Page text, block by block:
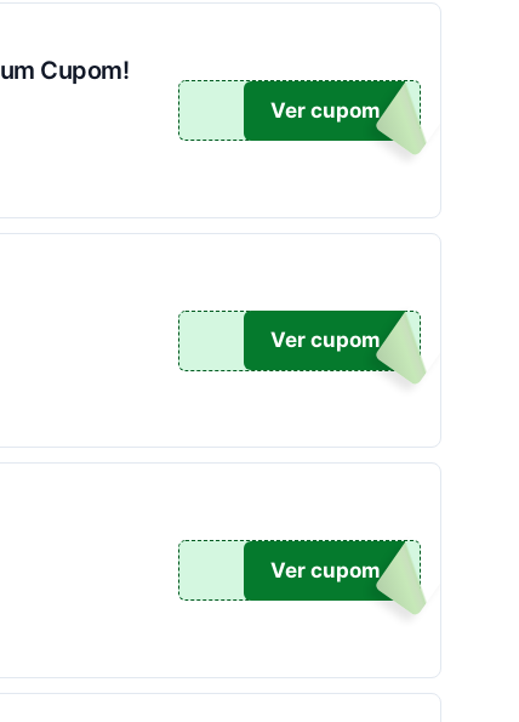
Cupom!
HO5
Ver cupom
O5
Ver cupom
K5
Ver cupom